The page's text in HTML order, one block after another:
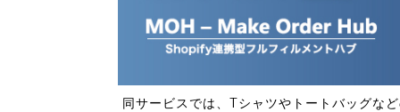
同サービスでは、Tシャツやトートバッグな